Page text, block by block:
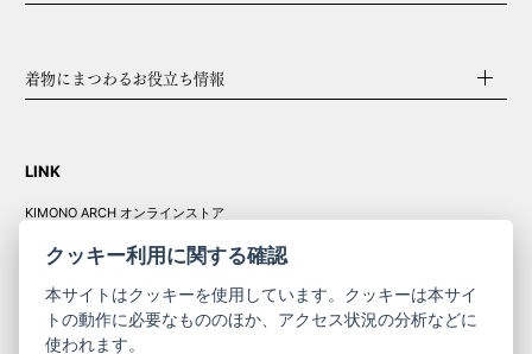
着物にまつわるお役立ち情報
LINK
KIMONO ARCH オンラインストア
クッキー利用に関する確認
本サイトはクッキーを使用しています。クッキーは本サイ
トの動作に必要なもののほか、アクセス状況の分析などに
使われます。